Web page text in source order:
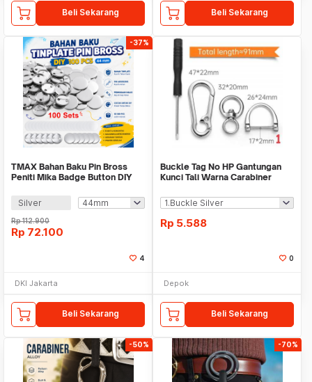
Beli Sekarang Beli Sekarang
-37%
TMAX Bahan Baku Pin Bross
Peniti Mika Badge Button DIY
Silver
Rp112.900
Rp 72.100
4
DKI Jakarta
Beli Sekarang
Buckle Tag No HP Gantungan
Kunci Tali Warna Carabiner
Rp 5.588
0
Depok
Beli Sekarang
-50% -70%